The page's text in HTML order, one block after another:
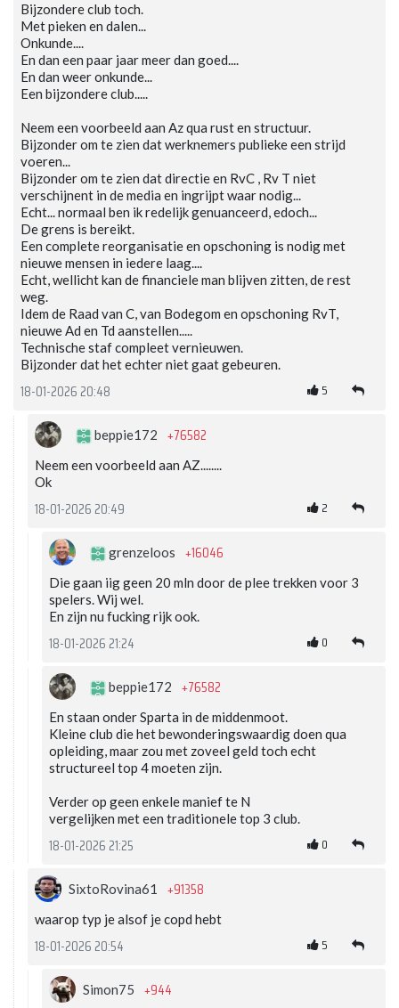
Bijzondere club toch.
Met pieken en dalen...
Onkunde....
En dan een paar jaar meer dan goed....
En dan weer onkunde...
Een bijzondere club.....
Neem een voorbeeld aan Az qua rust en structuur.
Bijzonder om te zien dat werknemers publieke een strijd
voeren...
Bijzonder om te zien dat directie en RvC , Rv T niet
verschijnent in de media en ingrijpt waar nodig...
Echt... normaal ben ik redelijk genuanceerd, edoch...
De grens is bereikt.
Een complete reorganisatie en opschoning is nodig met
nieuwe mensen in iedere laag....
Echt, wellicht kan de financiele man blijven zitten, de rest
weg.
Idem de Raad van C, van Bodegom en opschoning RvT,
nieuwe Ad en Td aanstellen.....
Technische staf compleet vernieuwen.
Bijzonder dat het echter niet gaat gebeuren.
18-01-2026 20:48 5
beppie172 +76582
Neem een voorbeeld aan AZ........
Ok
18-01-2026 20:49 2
grenzeloos +16046
Die gaan iig geen 20 mln door de plee trekken voor 3
spelers. Wij wel.
En zijn nu fucking rijk ook.
18-01-2026 21:24 0
beppie172 +76582
En staan onder Sparta in de middenmoot.
Kleine club die het bewonderingswaardig doen qua
opleiding, maar zou met zoveel geld toch echt
structureel top 4 moeten zijn.
Verder op geen enkele manief te N
vergelijken met een traditionele top 3 club.
18-01-2026 21:25 0
SixtoRovina61 +91358
waarop typ je alsof je copd hebt
18-01-2026 20:54 5
Simon75 +944